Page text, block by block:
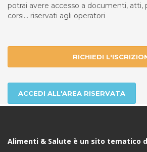
potrai avere accesso a documenti, atti,
corsi... riservati agli operatori
RICHIEDI
ACCEDI ALL'AREA RISERVATA
Alimenti & Salute è un sito tematico